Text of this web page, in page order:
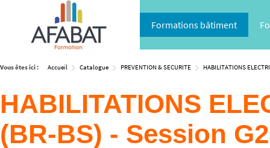
Formations bâtiment
Vous êtes ici : Accueil Catalogue PREVENTION & SECURITE HABILITATIONS
HABILITATIONS
(BR-BS) - Session